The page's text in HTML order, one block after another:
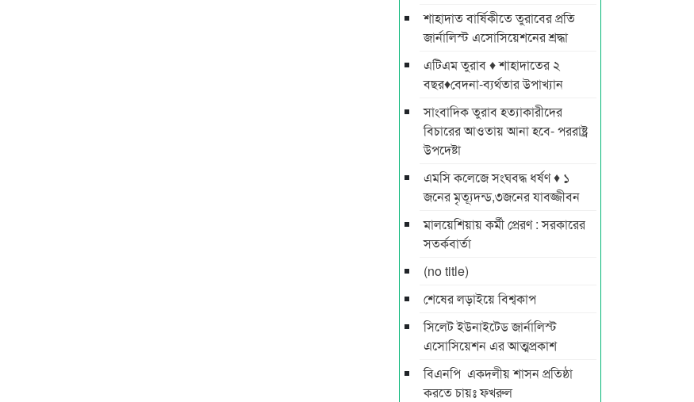
শাহাদাত বার্ষিকীতে তুরাবের প্রতি
জার্নালিস্ট এসোসিয়েশনের শ্রদ্ধা
এটিএম তুরাব ♦ শাহাদাতের ২
বছর♦বেদনা-ব্যর্থতার উপাখ্যান
সাংবাদিক তুরাব হত্যাকারীদের
বিচারের আওতায় আনা হবে- পররাষ্ট্র
উপদেষ্টা
এমসি কলেজে সংঘবদ্ধ ধর্ষণ ♦ ১
জনের মৃত্যূদন্ড,৩জনের যাবজ্জীবন
মালয়েশিয়ায় কর্মী প্রেরণ : সরকারের
সতর্কবার্তা
(no title)
শেষের লড়াইয়ে বিশ্বকাপ
সিলেট ইউনাইটেড জার্নালিস্ট
এসোসিয়েশন এর আত্মপ্রকাশ
বিএনপি একদলীয় শাসন প্রতিষ্ঠা
করতে চায়ঃ ফখরুল